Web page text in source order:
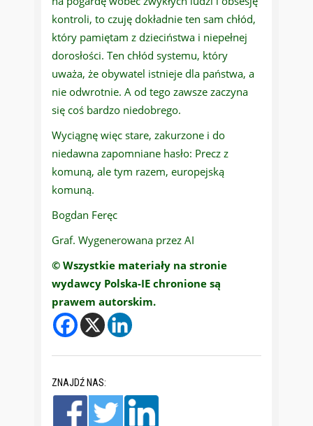
kontroli, to czuję dokładnie ten sam chłód,
który pamiętam z dzieciństwa i niepełnej
dorosłości. Ten chłód systemu, który
uważa, że obywatel istnieje dla państwa, a
nie odwrotnie. A od tego zawsze zaczyna
się coś bardzo niedobrego.
Wyciągnę więc stare, zakurzone i do
niedawna zapomniane hasło: Precz z
komuną, ale tym razem, europejską
komuną.
Bogdan Feręc
Graf. Wygenerowana przez AI
© Wszystkie materiały na stronie
wydawcy Polska-IE chronione są
prawem autorskim.
ZNAJDŹ NAS: